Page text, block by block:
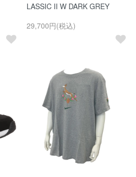
LASSIC II W DARK GREY
29,700円(税込)